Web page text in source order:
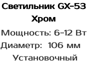
Светильник GX-53
Хром
Мощность: 6-12 Вт
Диаметр: 106 мм
Установочный